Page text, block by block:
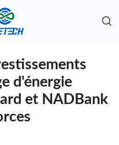
d'énergie
et NADBank